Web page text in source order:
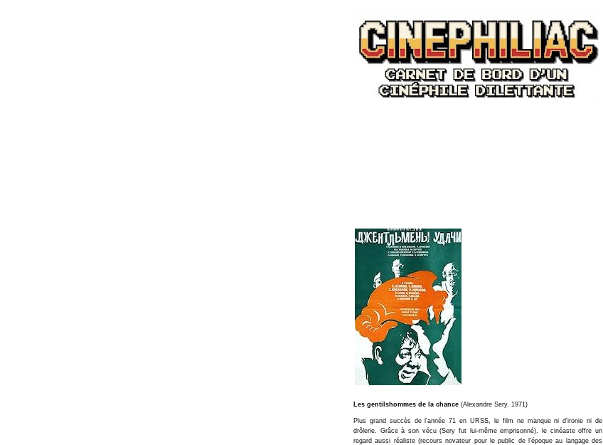
Les gentilshommes de la chance (Alexandre Sery, 1971)
Plus grand succès de l'année 71 en URSS, le film ne manque ni d'ironie ni de
drôlerie. Grâce à son vécu (Sery fut lui-même emprisonné), le cinéaste offre un
regard aussi réaliste (recours novateur pour le public de l'époque au langage des